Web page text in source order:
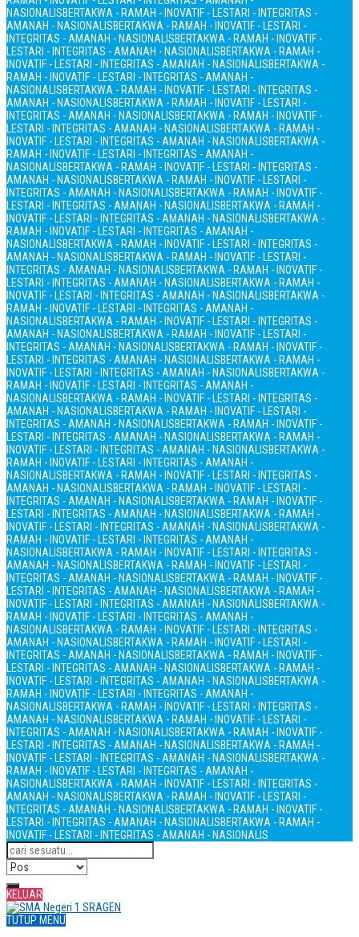
NASIONALISBERTAKWA - RAMAH - INOVATIF - LESTARI - INTEGRITAS -
AMANAH - NASIONALISBERTAKWA - RAMAH - INOVATIF - LESTARI -
INTEGRITAS - AMANAH - NASIONALISBERTAKWA - RAMAH - INOVATIF -
LESTARI - INTEGRITAS - AMANAH - NASIONALISBERTAKWA - RAMAH -
INOVATIF - LESTARI - INTEGRITAS - AMANAH - NASIONALISBERTAKWA -
RAMAH - INOVATIF - LESTARI - INTEGRITAS - AMANAH -
NASIONALISBERTAKWA - RAMAH - INOVATIF - LESTARI - INTEGRITAS -
AMANAH - NASIONALISBERTAKWA - RAMAH - INOVATIF - LESTARI -
INTEGRITAS - AMANAH - NASIONALISBERTAKWA - RAMAH - INOVATIF -
LESTARI - INTEGRITAS - AMANAH - NASIONALISBERTAKWA - RAMAH -
INOVATIF - LESTARI - INTEGRITAS - AMANAH - NASIONALISBERTAKWA -
RAMAH - INOVATIF - LESTARI - INTEGRITAS - AMANAH -
NASIONALISBERTAKWA - RAMAH - INOVATIF - LESTARI - INTEGRITAS -
AMANAH - NASIONALISBERTAKWA - RAMAH - INOVATIF - LESTARI -
INTEGRITAS - AMANAH - NASIONALISBERTAKWA - RAMAH - INOVATIF -
LESTARI - INTEGRITAS - AMANAH - NASIONALISBERTAKWA - RAMAH -
INOVATIF - LESTARI - INTEGRITAS - AMANAH - NASIONALISBERTAKWA -
RAMAH - INOVATIF - LESTARI - INTEGRITAS - AMANAH -
NASIONALISBERTAKWA - RAMAH - INOVATIF - LESTARI - INTEGRITAS -
AMANAH - NASIONALISBERTAKWA - RAMAH - INOVATIF - LESTARI -
INTEGRITAS - AMANAH - NASIONALISBERTAKWA - RAMAH - INOVATIF -
LESTARI - INTEGRITAS - AMANAH - NASIONALISBERTAKWA - RAMAH -
INOVATIF - LESTARI - INTEGRITAS - AMANAH - NASIONALISBERTAKWA -
RAMAH - INOVATIF - LESTARI - INTEGRITAS - AMANAH -
NASIONALISBERTAKWA - RAMAH - INOVATIF - LESTARI - INTEGRITAS -
AMANAH - NASIONALISBERTAKWA - RAMAH - INOVATIF - LESTARI -
INTEGRITAS - AMANAH - NASIONALISBERTAKWA - RAMAH - INOVATIF -
LESTARI - INTEGRITAS - AMANAH - NASIONALISBERTAKWA - RAMAH -
INOVATIF - LESTARI - INTEGRITAS - AMANAH - NASIONALISBERTAKWA -
RAMAH - INOVATIF - LESTARI - INTEGRITAS - AMANAH -
NASIONALISBERTAKWA - RAMAH - INOVATIF - LESTARI - INTEGRITAS -
AMANAH - NASIONALISBERTAKWA - RAMAH - INOVATIF - LESTARI -
INTEGRITAS - AMANAH - NASIONALISBERTAKWA - RAMAH - INOVATIF -
LESTARI - INTEGRITAS - AMANAH - NASIONALISBERTAKWA - RAMAH -
INOVATIF - LESTARI - INTEGRITAS - AMANAH - NASIONALISBERTAKWA -
RAMAH - INOVATIF - LESTARI - INTEGRITAS - AMANAH -
NASIONALISBERTAKWA - RAMAH - INOVATIF - LESTARI - INTEGRITAS -
AMANAH - NASIONALISBERTAKWA - RAMAH - INOVATIF - LESTARI -
INTEGRITAS - AMANAH - NASIONALISBERTAKWA - RAMAH - INOVATIF -
LESTARI - INTEGRITAS - AMANAH - NASIONALISBERTAKWA - RAMAH -
INOVATIF - LESTARI - INTEGRITAS - AMANAH - NASIONALISBERTAKWA -
RAMAH - INOVATIF - LESTARI - INTEGRITAS - AMANAH -
NASIONALISBERTAKWA - RAMAH - INOVATIF - LESTARI - INTEGRITAS -
AMANAH - NASIONALISBERTAKWA - RAMAH - INOVATIF - LESTARI -
INTEGRITAS - AMANAH - NASIONALISBERTAKWA - RAMAH - INOVATIF -
LESTARI - INTEGRITAS - AMANAH - NASIONALISBERTAKWA - RAMAH -
INOVATIF - LESTARI - INTEGRITAS - AMANAH - NASIONALISBERTAKWA -
RAMAH - INOVATIF - LESTARI - INTEGRITAS - AMANAH -
NASIONALISBERTAKWA - RAMAH - INOVATIF - LESTARI - INTEGRITAS -
AMANAH - NASIONALISBERTAKWA - RAMAH - INOVATIF - LESTARI -
INTEGRITAS - AMANAH - NASIONALISBERTAKWA - RAMAH - INOVATIF -
LESTARI - INTEGRITAS - AMANAH - NASIONALISBERTAKWA - RAMAH -
INOVATIF - LESTARI - INTEGRITAS - AMANAH - NASIONALISBERTAKWA -
RAMAH - INOVATIF - LESTARI - INTEGRITAS - AMANAH -
NASIONALISBERTAKWA - RAMAH - INOVATIF - LESTARI - INTEGRITAS -
AMANAH - NASIONALISBERTAKWA - RAMAH - INOVATIF - LESTARI -
INTEGRITAS - AMANAH - NASIONALISBERTAKWA - RAMAH - INOVATIF -
LESTARI - INTEGRITAS - AMANAH - NASIONALISBERTAKWA - RAMAH -
INOVATIF - LESTARI - INTEGRITAS - AMANAH - NASIONALISBERTAKWA -
RAMAH - INOVATIF - LESTARI - INTEGRITAS - AMANAH -
NASIONALISBERTAKWA - RAMAH - INOVATIF - LESTARI - INTEGRITAS -
AMANAH - NASIONALISBERTAKWA - RAMAH - INOVATIF - LESTARI -
INTEGRITAS - AMANAH - NASIONALISBERTAKWA - RAMAH - INOVATIF -
LESTARI - INTEGRITAS - AMANAH - NASIONALISBERTAKWA - RAMAH -
INOVATIF - LESTARI - INTEGRITAS - AMANAH - NASIONALIS
KELUAR
TUTUP MENU